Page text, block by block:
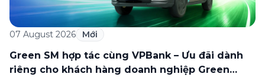
07 August 2026 Mới
Green SM hợp tác cùng VPBank – Ưu đãi dành
riêng cho khách hàng doanh nghiệp Green